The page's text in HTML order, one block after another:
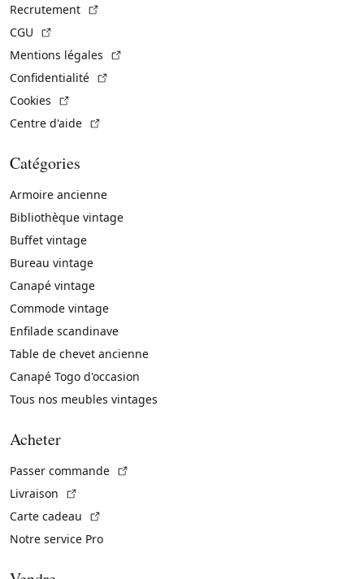
Recrutement
CGU
Mentions légales
Confidentialité
Cookies
Centre d'aide
Catégories
Armoire ancienne
Bibliothèque vintage
Buffet vintage
Bureau vintage
Canapé vintage
Commode vintage
Enfilade scandinave
Table de chevet ancienne
Canapé Togo d'occasion
Tous nos meubles vintages
Acheter
Passer commande
Livraison
Carte cadeau
Notre service Pro